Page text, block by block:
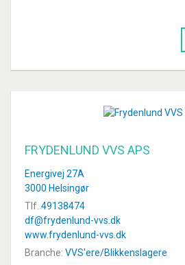
FRYDENLUND VVS APS
Energivej 27A
3000 Helsingør
Tlf. 49138474
df@frydenlund-vvs.dk
www.frydenlund-vvs.dk
Branche: VVS'ere/Blikkenslagere